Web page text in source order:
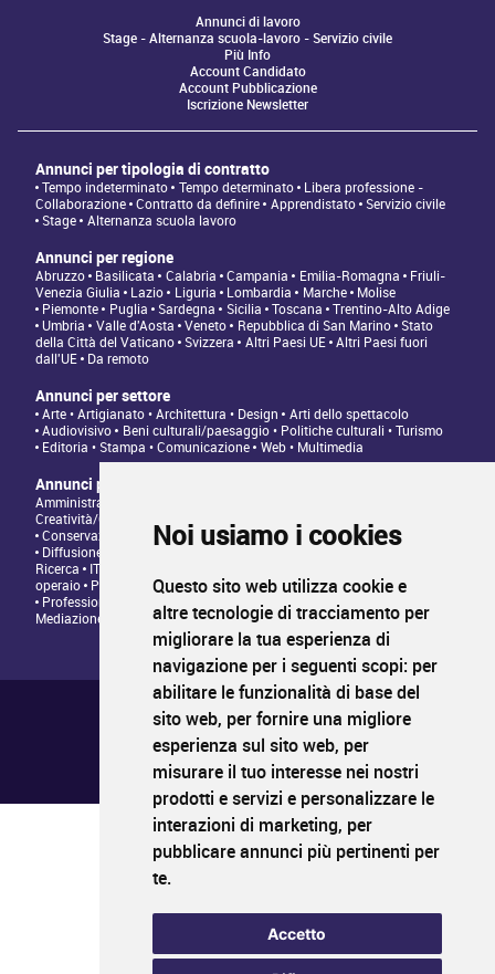
Noi usiamo i cookies
Questo sito web utilizza cookie e
altre tecnologie di tracciamento per
migliorare la tua esperienza di
navigazione per i seguenti scopi: per
abilitare le funzionalità di base del
sito web, per fornire una migliore
esperienza sul sito web, per
misurare il tuo interesse nei nostri
prodotti e servizi e personalizzare le
interazioni di marketing, per
pubblicare annunci più pertinenti per
te.
Accetto
Annunci di lavoro
Stage - Alternanza scuola-lavoro - Servizio civile
Più Info
Account Candidato
Account Pubblicazione
Iscrizione Newsletter
Annunci per tipologia di contratto
Tempo indeterminato Tempo determinato
Libera professione -
Collaborazione
Contratto da definire Apprendistato
Servizio civile
Stage
Alternanza scuola lavoro
Annunci per regione
Abruzzo Basilicata Calabria Campania Emilia-Romagna
Friuli-
Venezia Giulia
Lazio Liguria Lombardia Marche
Molise
Piemonte
Puglia Sardegna Sicilia Toscana
Trentino-Alto Adige
Umbria
Valle d'Aosta Veneto Repubblica di San Marino
Stato
della Città del Vaticano
Svizzera Altri Paesi UE
Altri Paesi fuori
dall'UE
Da remoto
Annunci per settore
Arte • Artigianato • Architettura • Design
Arti dello spettacolo
Audiovisivo
Beni culturali/paesaggio • Politiche culturali • Turismo
Editoria • Stampa • Comunicazione Web • Multimedia
Annunci per tipologia di professione
Amministrazione • Direzione • Legale
Creatività/Grafica
Conservazione/Tutela/Valorizzazione Patrimonio Culturale
Diffusione/Distribuzione • Commerciale/Fundraising
Ricerca
IT/Programmazione web
operaio
Produzione/Programmazione • Project management
Professioni Editoriali • Giornalismo
Relazioni con il Pubblico •
Mediazione
Chi siamo ?
Condizioni generali di utilizzo
Informativa sulla privacy
Mappa del sito
FAQ pubblicazione
PROFIL CULTURA
Il primo sito di impiego nei settori della cultura